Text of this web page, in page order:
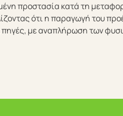
προστασία κατά τη
ότι η παραγωγή του
πηγές, με αναπλήρωση των